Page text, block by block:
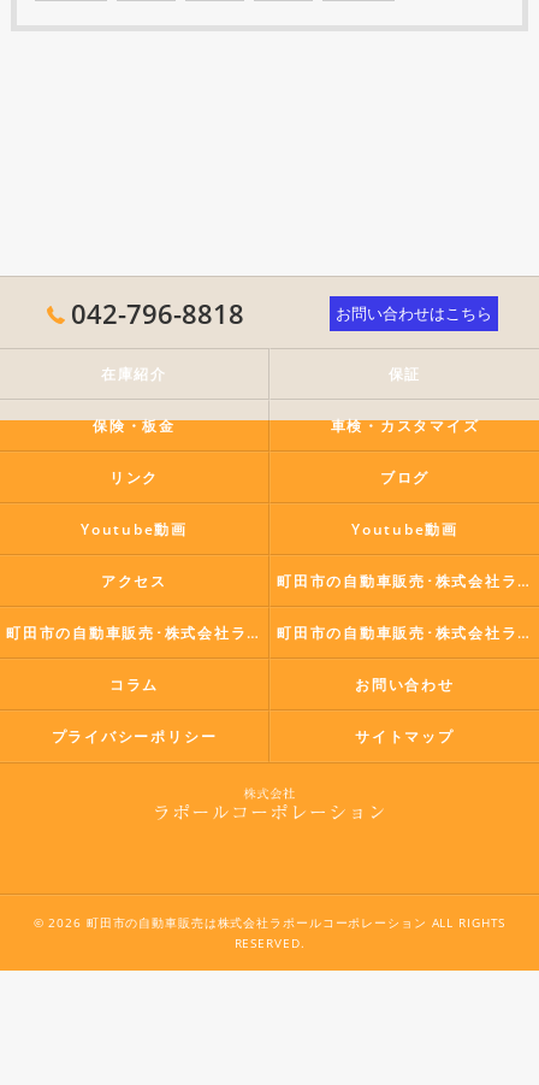
042-796-8818 お問い合わせはこちら
在庫紹介 保証
保険・板金 車検・カスタマイズ
リンク ブログ
Youtube動画 Youtube動画
アクセス 町田市の自動車販売･株式会社ラポールコーポレーションの口コミ情報
町田市の自動車販売･株式会社ラポールコーポレーションの評判 町田市の自動車販売･株式会社ラポールコーポレーションのお客様の声
コラム お問い合わせ
プライバシーポリシー サイトマップ
© 2026 町田市の自動車販売は株式会社ラポールコーポレーション ALL RIGHTS
RESERVED.